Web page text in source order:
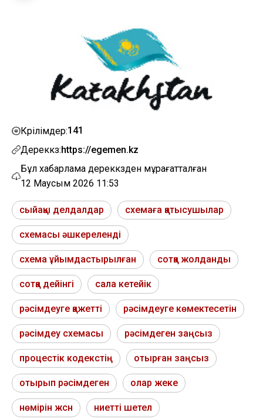
Көрілімдер:141
Дереккөз:https://egemen.kz
Бұл хабарлама дереккөзден мұрағатталған
12 Маусым 2026 11:53
сыйақы делдалдар схемаға қатысушылар
схемасы әшкереленді
схема ұйымдастырылған сотқа жолданды
сотқа дейінгі сала кетейік
рәсімдеуге қажетті рәсімдеуге көмектесетін
рәсімдеу схемасы рәсімдеген заңсыз
процестік кодекстің отырған заңсыз
отырып рәсімдеген олар жеке
нөмірін жсн ниетті шетел